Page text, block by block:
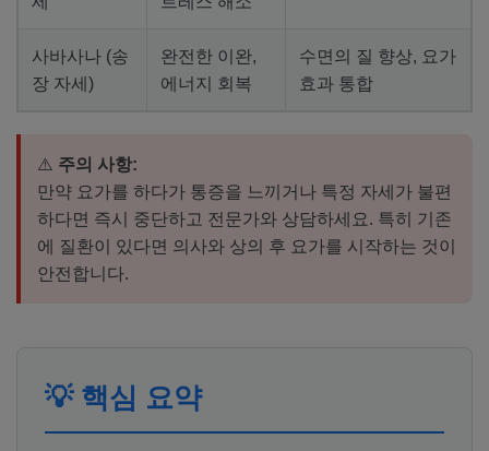
사바사나 (송
장 자세)
완전한 이완,
에너지 회복
수면의 질 향상, 요가
효과 통합
⚠️ 주의 사항:
만약 요가를 하다가 통증을 느끼거나 특정 자세가 불편
하다면 즉시 중단하고 전문가와 상담하세요. 특히 기존
에 질환이 있다면 의사와 상의 후 요가를 시작하는 것이
안전합니다.
💡 핵심 요약